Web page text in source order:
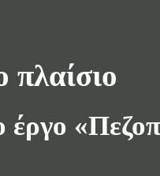
πλαίσιο
έργο